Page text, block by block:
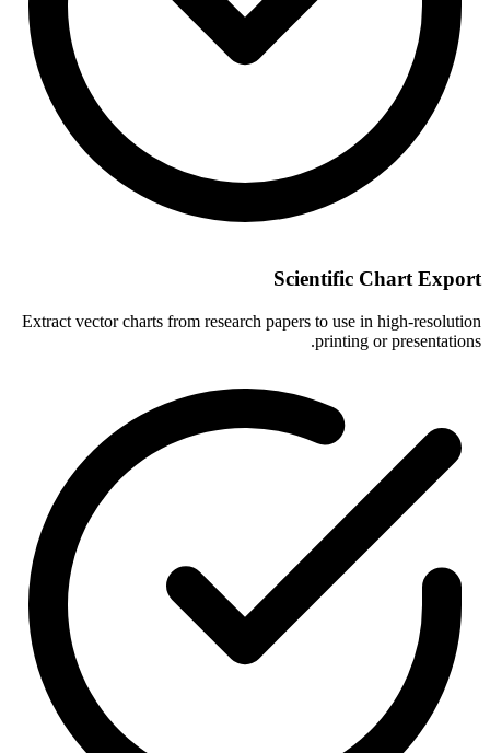
Scientific Chart Export
Extract vector charts from research papers to use in high-resolution
printing or presentations.